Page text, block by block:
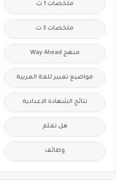
ملخصات 1 ث
ملخصات 3 ث
منهج Way Ahead
مواضيع تعبير للغة العربية
نتائج الشهادة الاعدادية
هل تعلم
وظائف